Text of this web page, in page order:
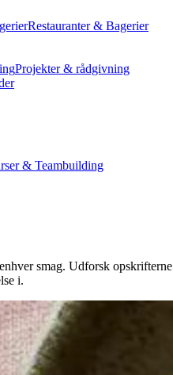
& Teambuilding
Restauranter & Bagerier
Projekter & rådgivning
smag. Udforsk
i.